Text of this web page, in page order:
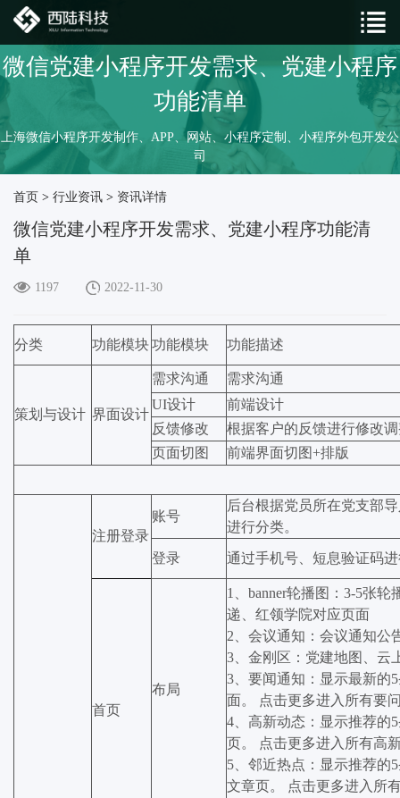
微信党建小程序开发需求、党建小程序
功能清单
上海微信小程序开发制作、APP、网站、小程序定制、小程序外包开发公
司
首页 > 行业资讯 > 资讯详情
微信党建小程序开发需求、党建小程序功能清
单
1197 2022-11-30
分类 功能模块功能模块 功能描述
策划与设计 界面设计
需求沟通
需求沟通
UI设计
前端设计
反馈修改
根据客户的反馈进行修改
页面切图
前端界面切图+排版
注册登录
账号
后台根据党员所在党支部
进行分类。
登录 通过手机号、短息验证码
首页
布局
1、banner轮播图：3-5张
递、红领学院对应页面
2、会议通知：会议通知公
3、金刚区：党建地图、云
3、要闻通知：显示最新的
面。 点击更多进入所有要
4、高新动态：显示推荐的
页。 点击更多进入所有高
5、邻近热点：显示推荐的
文章页。 点击更多进入所